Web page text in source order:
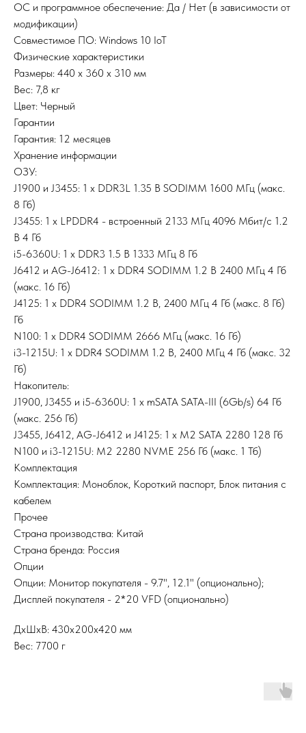
ОС и программное обеспечение: Да / Нет (в зависимости от
модификации)
Совместимое ПО: Windows 10 IoT
Физические характеристики
Размеры: 440 х 360 х 310 мм
Вес: 7,8 кг
Цвет: Черный
Гарантии
Гарантия: 12 месяцев
Хранение информации
ОЗУ:
J1900 и J3455: 1 х DDR3L 1.35 В SODIMM 1600 МГц (макс.
8 Гб)
J3455: 1 х LPDDR4 - встроенный 2133 МГц 4096 Мбит/c 1.2
В 4 Гб
i5-6360U: 1 х DDR3 1.5 В 1333 МГц 8 Гб
J6412 и AG-J6412: 1 х DDR4 SODIMM 1.2 В 2400 МГц 4 Гб
(макс. 16 Гб)
J4125: 1 х DDR4 SODIMM 1.2 В, 2400 МГц 4 Гб (макс. 8 Гб)
Гб
N100: 1 x DDR4 SODIMM 2666 МГц (макс. 16 Гб)
i3-1215U: 1 х DDR4 SODIMM 1.2 В, 2400 МГц 4 Гб (макс. 32
Гб)
Накопитель:
J1900, J3455 и i5-6360U: 1 х mSATA SATA-III (6Gb/s) 64 Гб
(макс. 256 Гб)
J3455, J6412, AG-J6412 и J4125: 1 х M2 SATA 2280 128 Гб
N100 и i3-1215U: M2 2280 NVME 256 Гб (макc. 1 Тб)
Комплектация
Комплектация: Моноблок, Короткий паспорт, Блок питания с
кабелем
Прочее
Страна производства: Китай
Страна бренда: Россия
Опции
Опции: Монитор покупателя - 9.7", 12.1" (опционально);
Дисплей покупателя - 2*20 VFD (опционально)
ДxШxВ: 430x200x420 мм
Вес: 7700 г